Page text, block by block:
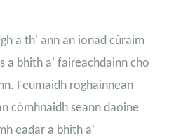
a th' ann an ionad cùraim
a bhith a' faireachdainn cho
Feumaidh roghainnean
còmhnaidh seann daoine
eadar a bhith a'